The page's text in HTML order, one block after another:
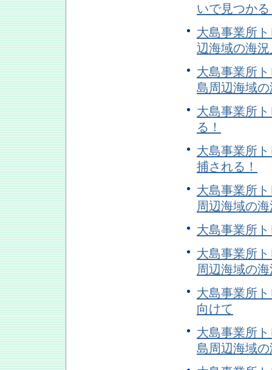
いで見つか
大島事業所
辺海域の海
大島事業所
島周辺海域
大島事業所
る！
大島事業所
捕される！
大島事業所
周辺海域の
大島事業所
大島事業所
周辺海域の
大島事業所
向けて
大島事業所
島周辺海域